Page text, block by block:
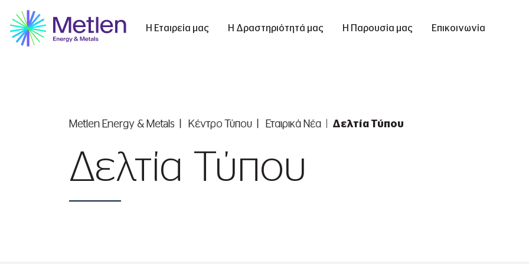
Η Εταιρεία μας Η Δραστηριότητά μας Η Παρουσία μας Επικοινωνία
Metlen Εnergy & Metals Κέντρο Τύπου Εταιρικά Νέα Δελτία Τύπου
Δελτία Τύπου